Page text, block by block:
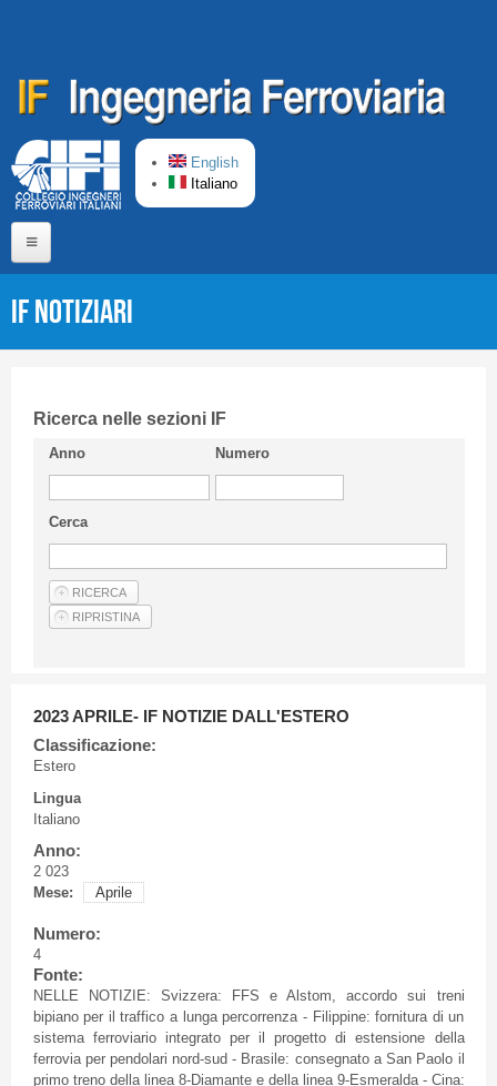
English
Italiano
CIFI in breve
Linee Guida
Privacy Policy
Articoli
IF Notiziari
Ricerca nelle sezioni IF
Anno Numero
Cerca
2023 APRILE- IF NOTIZIE DALL'ESTERO
Classificazione:
Estero
Lingua
Italiano
Anno:
2 023
Mese:
Aprile
Numero:
4
Fonte:
NELLE NOTIZIE: Svizzera: FFS e Alstom, accordo sui treni
bipiano per il traffico a lunga percorrenza - Filippine: fornitura di un
sistema ferroviario integrato per il progetto di estensione della
ferrovia per pendolari nord-sud - Brasile: consegnato a San Paolo il
primo treno della linea 8-Diamante e della linea 9-Esmeralda - Cina: